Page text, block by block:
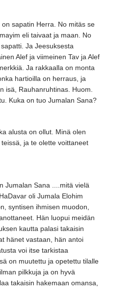
sapatin Herra. No mitäs se
eli taivaat ja maan. No
Ja Jeesuksesta
Alef ja viimeinen Tav ja Alef
Ja rakkaalla on monta
hartioilla on herraus, ja
isä, Rauhanruhtinas. Huom.
Kuka on tuo Jumalan Sana?
alusta on ollut. Minä olen
ja te olette voittaneet
Jumalan Sana ....mitä vielä
oli Jumala Elohim
syntisen ihmisen muodon,
Hän luopui meidän
kautta palasi takaisin
hänet vastaan, hän antoi
voi itse tarkistaa
on muutettu ja opetettu tilalle
pilkkuja ja on hyvä
takaisin hakemaan omansa,